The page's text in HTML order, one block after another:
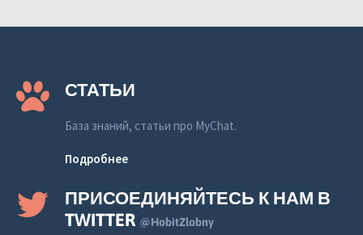
СТАТЬИ
База знаний, статьи про MyChat.
Подробнее
ПРИСОЕДИНЯЙТЕСЬ К НАМ В
TWITTER @HobitZlobny